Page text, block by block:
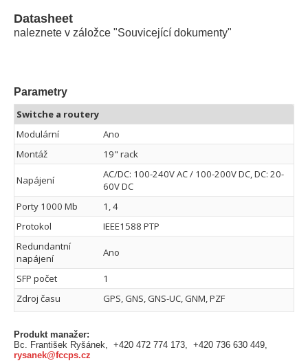
Datasheet
naleznete v záložce "Souvicející dokumenty"
Parametry
Switche a routery
Modulární
Ano
Montáž
19" rack
Napájení
AC/DC: 100-240V AC / 100-200V DC, DC: 20-
60V DC
Porty 1000 Mb
1, 4
Protokol
IEEE1588 PTP
Redundantní
napájení
Ano
SFP počet
1
Zdroj času
GPS, GNS, GNS-UC, GNM, PZF
Produkt manažer:
Bc. František Ryšánek, +420 472 774 173, +420 736 630 449,
rysanek@fccps.cz